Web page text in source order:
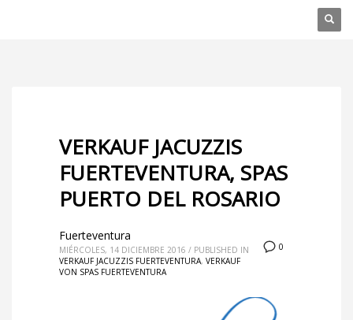
VERKAUF JACUZZIS
FUERTEVENTURA, SPAS
PUERTO DEL ROSARIO
0
Fuerteventura
MIÉRCOLES, 14 DICIEMBRE 2016 / PUBLISHED IN
VERKAUF JACUZZIS FUERTEVENTURA, VERKAUF
VON SPAS FUERTEVENTURA